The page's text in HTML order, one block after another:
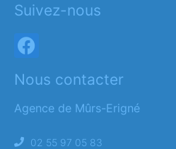
Suivez-nous
Nous contacter
Agence de Mûrs-Erigné
02 55 97 05 83